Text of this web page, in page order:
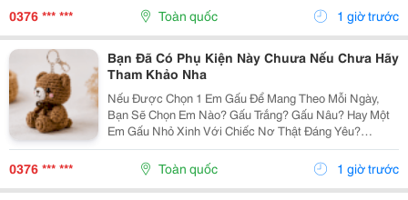
Gocnhohandmade.com Không Cần Quá Nhiều Phụ
Kiện, Chỉ Một Em Gấu...
0376 *** *** Toàn quốc 1 giờ trước
Bạn Đã Có Phụ Kiện Này Chuưa Nếu Chưa Hãy
Tham Khảo Nha
Nếu Được Chọn 1 Em Gấu Để Mang Theo Mỗi Ngày,
Bạn Sẽ Chọn Em Nào? Gấu Trắng? Gấu Nâu? Hay Một
Em Gấu Nhỏ Xinh Với Chiếc Nơ Thật Đáng Yêu?
Những Chiếc Móc Khóa Gấu Bông Không Chỉ Là Phụ
Kiện Treo Túi Mà Còn Là Một Cách Để Bạn Thêm Chút
Cá Tính Vào...
0376 *** *** Toàn quốc 1 giờ trước